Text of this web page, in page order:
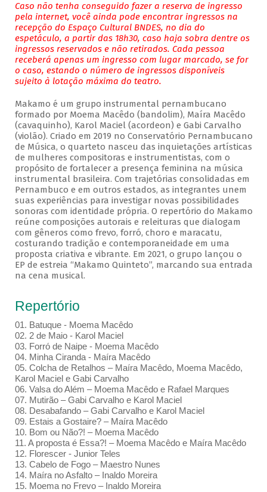
Caso não tenha conseguido fazer a reserva de ingresso
pela internet, você ainda pode encontrar ingressos na
recepção do Espaço Cultural BNDES, no dia do
espetáculo, a partir das 18h30, caso haja sobra dentre os
ingressos reservados e não retirados. Cada pessoa
receberá apenas um ingresso com lugar marcado, se for
o caso, estando o número de ingressos disponíveis
sujeito à lotação máxima do teatro.
Makamo é um grupo instrumental pernambucano
formado por Moema Macêdo (bandolim), Maíra Macêdo
(cavaquinho), Karol Maciel (acordeon) e Gabi Carvalho
(violão). Criado em 2019 no Conservatório Pernambucano
de Música, o quarteto nasceu das inquietações artísticas
de mulheres compositoras e instrumentistas, com o
propósito de fortalecer a presença feminina na música
instrumental brasileira. Com trajetórias consolidadas em
Pernambuco e em outros estados, as integrantes unem
suas experiências para investigar novas possibilidades
sonoras com identidade própria. O repertório do Makamo
reúne composições autorais e releituras que dialogam
com gêneros como frevo, forró, choro e maracatu,
costurando tradição e contemporaneidade em uma
proposta criativa e vibrante. Em 2021, o grupo lançou o
EP de estreia “Makamo Quinteto”, marcando sua entrada
na cena musical.
Repertório
01. Batuque - Moema Macêdo
02. 2 de Maio - Karol Maciel
03. Forró de Naipe - Moema Macêdo
04. Minha Ciranda - Maíra Macêdo
05. Colcha de Retalhos – Maíra Macêdo, Moema Macêdo,
Karol Maciel e Gabi Carvalho
06. Valsa do Além – Moema Macêdo e Rafael Marques
07. Mutirão – Gabi Carvalho e Karol Maciel
08. Desabafando – Gabi Carvalho e Karol Maciel
09. Estais a Gostaire? – Maíra Macêdo
10. Bom ou Não?! – Moema Macêdo
11. A proposta é Essa?! – Moema Macêdo e Maíra Macêdo
12. Florescer - Junior Teles
13. Cabelo de Fogo – Maestro Nunes
14. Maíra no Asfalto – Inaldo Moreira
15. Moema no Frevo – Inaldo Moreira